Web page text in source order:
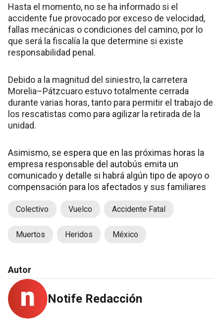
Hasta el momento, no se ha informado si el
accidente fue provocado por exceso de velocidad,
fallas mecánicas o condiciones del camino, por lo
que será la fiscalía la que determine si existe
responsabilidad penal.
Debido a la magnitud del siniestro, la carretera
Morelia–Pátzcuaro estuvo totalmente cerrada
durante varias horas, tanto para permitir el trabajo de
los rescatistas como para agilizar la retirada de la
unidad.
Asimismo, se espera que en las próximas horas la
empresa responsable del autobús emita un
comunicado y detalle si habrá algún tipo de apoyo o
compensación para los afectados y sus familiares
Colectivo Vuelco Accidente Fatal
Muertos Heridos México
Autor
Notife Redacción